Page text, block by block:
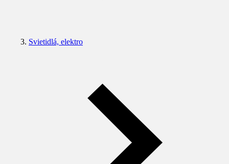
Svietidlá, elektro